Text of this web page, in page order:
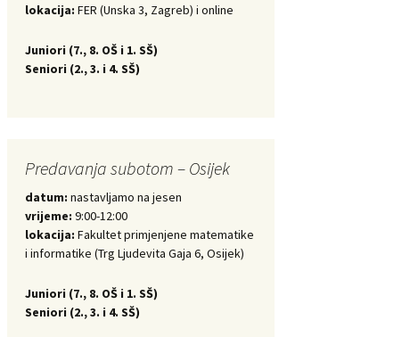
lokacija: FER (Unska 3, Zagreb) i online
Juniori (7., 8. OŠ i 1. SŠ)
Seniori (2., 3. i 4. SŠ)
Predavanja subotom – Osijek
datum: nastavljamo na jesen
vrijeme: 9:00-12:00
lokacija: Fakultet primjenjene matematike
i informatike (Trg Ljudevita Gaja 6, Osijek)
Juniori (7., 8. OŠ i 1. SŠ)
Seniori (2., 3. i 4. SŠ)